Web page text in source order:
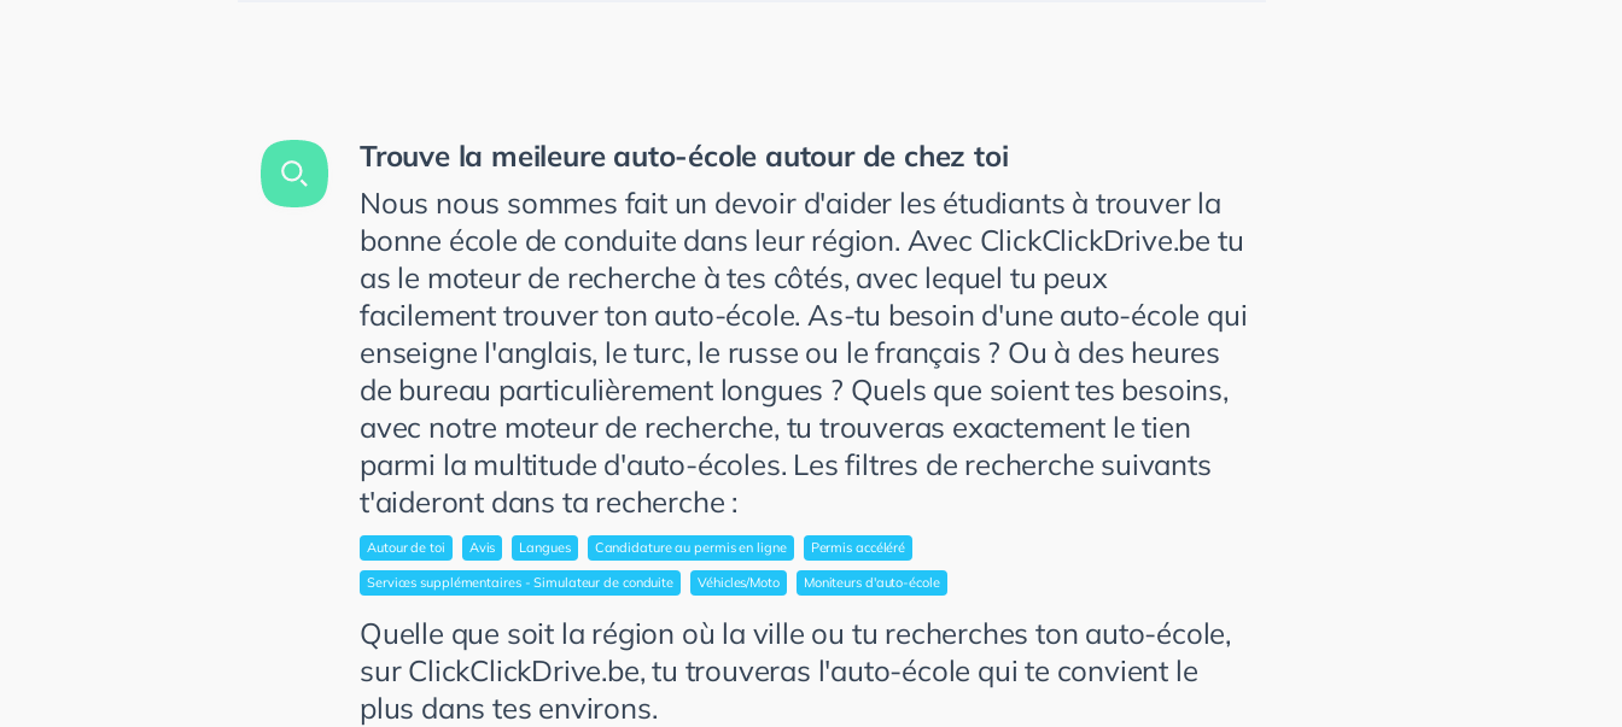
Trouve la meileure auto-école autour de chez toi
Nous nous sommes fait un devoir d'aider les étudiants à trouver la
bonne école de conduite dans leur région. Avec ClickClickDrive.be tu
as le moteur de recherche à tes côtés, avec lequel tu peux
facilement trouver ton auto-école. As-tu besoin d'une auto-école qui
enseigne l'anglais, le turc, le russe ou le français ? Ou à des heures
de bureau particulièrement longues ? Quels que soient tes besoins,
avec notre moteur de recherche, tu trouveras exactement le tien
parmi la multitude d'auto-écoles. Les filtres de recherche suivants
t'aideront dans ta recherche :
Autour de toi Avis Langues Candidature au permis en ligne Permis accéléré
Services supplémentaires - Simulateur de conduite Véhicles/Moto Moniteurs d'auto-école
Quelle que soit la région où la ville ou tu recherches ton auto-école,
sur ClickClickDrive.be, tu trouveras l'auto-école qui te convient le
plus dans tes environs.